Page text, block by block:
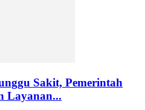
Sakit, Pemerintah
Layanan...